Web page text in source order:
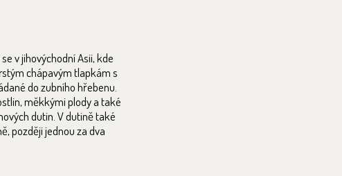
v jihovýchodní Asii, kde
chápavým tlapkám s
do zubního hřebenu.
měkkými plody a také
dutin. V dutině také
později jednou za dva